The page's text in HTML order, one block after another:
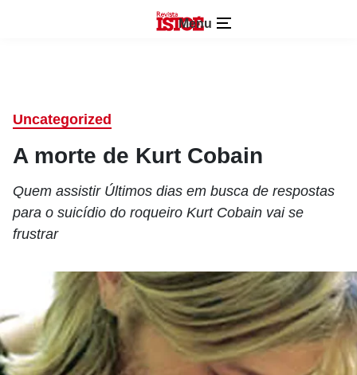
Menu
Uncategorized
A morte de Kurt Cobain
Quem assistir Últimos dias em busca de respostas
para o suicídio do roqueiro Kurt Cobain vai se
frustrar